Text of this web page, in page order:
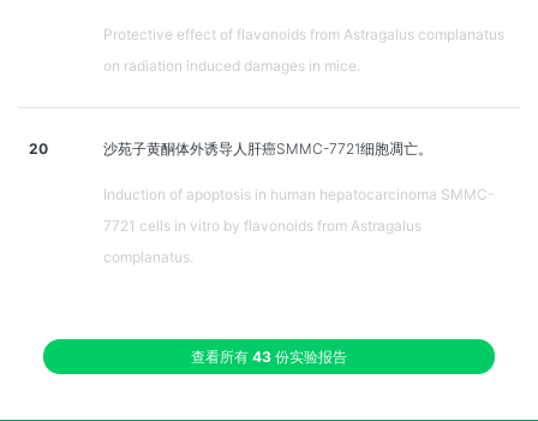
Protective effect of flavonoids from Astragalus complanatus
on radiation induced damages in mice.
20 沙苑子黄酮体外诱导人肝癌SMMC-7721细胞凋亡。
Induction of apoptosis in human hepatocarcinoma SMMC-
7721 cells in vitro by flavonoids from Astragalus
complanatus.
查看所有 43 份实验报告